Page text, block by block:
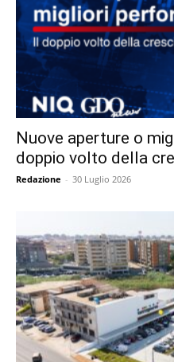
Nuove aperture o
doppio volto della
Redazione - 30 Luglio 2026